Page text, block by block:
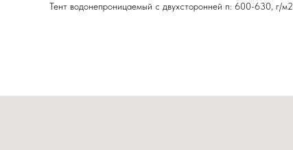
Тент водонепроницаемый с двухсторонней п: 600-630, г/м2